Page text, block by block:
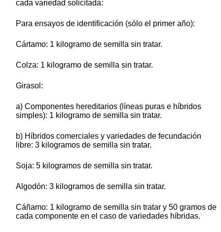
cada variedad solicitada:
Para ensayos de identificación (sólo el primer año):
Cártamo: 1 kilogramo de semilla sin tratar.
Colza: 1 kilogramo de semilla sin tratar.
Girasol:
a) Componentes hereditarios (líneas puras e híbridos
simples): 1 kilogramo de semilla sin tratar.
b) Híbridos comerciales y variedades de fecundación
libre: 3 kilogramos de semilla sin tratar.
Soja: 5 kilogramos de semilla sin tratar.
Algodón: 3 kilogramos de semilla sin tratar.
Cáñamo: 1 kilogramo de semilla sin tratar y 50 gramos de
cada componente en el caso de variedades híbridas.